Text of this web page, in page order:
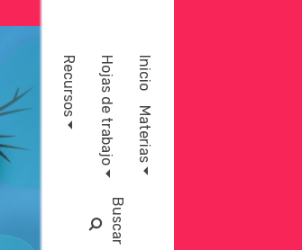
Inicio
Materias
Hojas de trabajo
Recursos
B
u
s
c
a
r